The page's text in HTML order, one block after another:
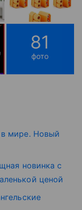
81
фото
мире. Новый
новинка с
ценой